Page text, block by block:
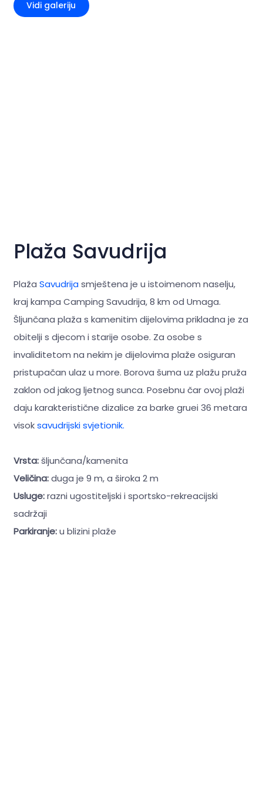
Vidi galeriju
Plaža Savudrija
Plaža Savudrijasmještena je u istoimenom naselju,
kraj kampa Camping Savudrija, 8 km od Umaga.
Šljunčana plaža s kamenitim dijelovima prikladna je za
obitelji s djecom i starije osobe. Za osobe s
invaliditetom na nekim je dijelovima plaže osiguran
pristupačan ulaz u more. Borova šuma uz plažu pruža
zaklon od jakog ljetnog sunca. Posebnu čar ovoj plaži
daju karakteristične dizalice za barke gruei 36 metara
visoksavudrijski svjetionik.
Vrsta:šljunčana/kamenita
Veličina:duga je 9 m, a široka 2 m
Usluge:razni ugostiteljski i sportsko-rekreacijski
sadržaji
Parkiranje:u blizini plaže